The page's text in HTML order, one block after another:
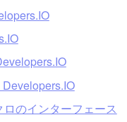
のインターフェース